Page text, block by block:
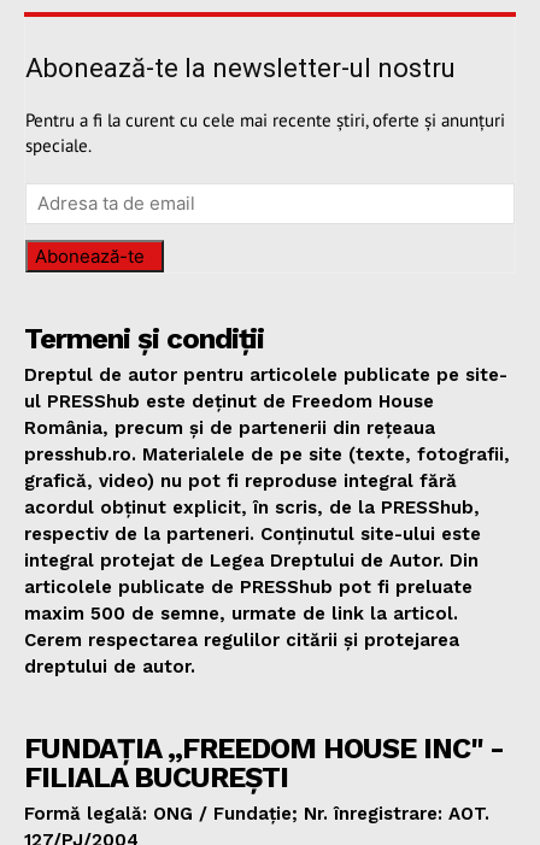
Abonează-te la newsletter-ul nostru
Pentru a fi la curent cu cele mai recente știri, oferte și anunțuri
speciale.
Abonează-te
Termeni și condiții
Dreptul de autor pentru articolele publicate pe site-
ul PRESShub este deținut de Freedom House
România, precum și de partenerii din rețeaua
presshub.ro. Materialele de pe site (texte, fotografii,
grafică, video) nu pot fi reproduse integral fără
acordul obținut explicit, în scris, de la PRESShub,
respectiv de la parteneri. Conținutul site-ului este
integral protejat de Legea Dreptului de Autor. Din
articolele publicate de PRESShub pot fi preluate
maxim 500 de semne, urmate de link la articol.
Cerem respectarea regulilor citării și protejarea
dreptului de autor.
FUNDAȚIA „FREEDOM HOUSE INC" -
FILIALA BUCUREȘTI
Formă legală: ONG / Fundație; Nr. înregistrare: AOT.
127/PJ/2004